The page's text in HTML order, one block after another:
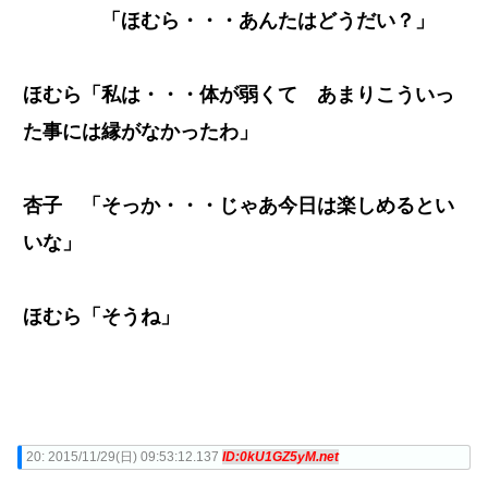
「ほむら・・・あんたはどうだい？」
ほむら「私は・・・体が弱くて あまりこういっ
た事には縁がなかったわ」
杏子 「そっか・・・じゃあ今日は楽しめるとい
いな」
ほむら「そうね」
20: 2015/11/29(日) 09:53:12.137 ID:0kU1GZ5yM.net